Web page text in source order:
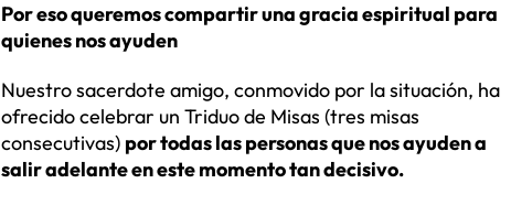
Por eso queremos compartir una gracia espiritual para
quienes nos ayuden
Nuestro sacerdote amigo, conmovido por la situación, ha
ofrecido celebrar un Triduo de Misas (tres misas
consecutivas) por todas las personas que nos ayuden a
salir adelante en este momento tan decisivo.